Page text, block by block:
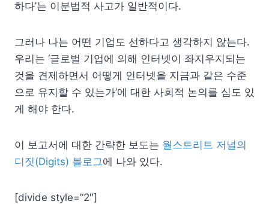
하다’는 이분법적 사고가 일반적이다.
그러나 나는 어떤 기업도 선하다고 생각하지 않는다.
우리는 ‘글로벌 기업에 의해 인터넷이 좌지우지되는
것을 견제하면서 어떻게 인터넷을 지금과 같은 수준
으로 유지할 수 있는가’에 대한 사회적 논의를 심도 있
게 해야 한다.
이 보고서에 대한 간략한 보도는 월스트리트 저널의
디짓(Digits) 블로그에 나와 있다.
[divide style=”2″]